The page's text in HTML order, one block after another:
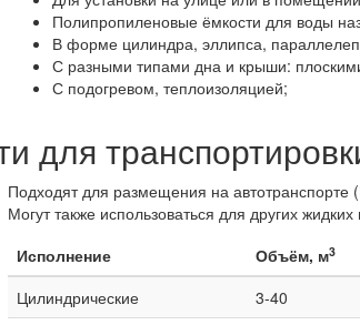
Полипропиленовые ёмкости для воды
В форме цилиндра, эллипса,
С разными типами дна и крыши:
С подогревом, теплоизоляцией;
для
Подходят для размещения на
Могут также использоваться для других
Исполнение
Объём, м3
Цилиндрические
3-40